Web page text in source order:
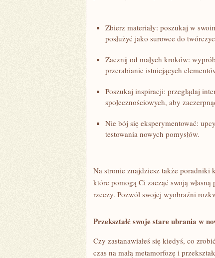
Zbierz materiały:‍ poszukaj w
posłużyć​ jako ​surowce do
Zacznij od⁤ małych‍ kroków:
przerabianie istniejących
Poszukaj inspiracji:‌ przeglądaj​
społecznościowych, aby
Nie bój⁢ się eksperymentować:
testowania nowych pomysłów.
Na stronie znajdziesz także⁣
⁣które pomogą ⁣Ci zacząć swoją
rzeczy. Pozwól ‍swojej wyobraźni
Przekształć⁢ swoje stare ubrania w
Czy ⁤zastanawiałeś ⁣się kiedyś, co
czas na małą metamorfozę i